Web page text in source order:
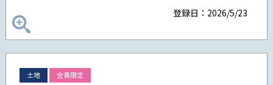
登録日：2026/5/23
土地 会員限定